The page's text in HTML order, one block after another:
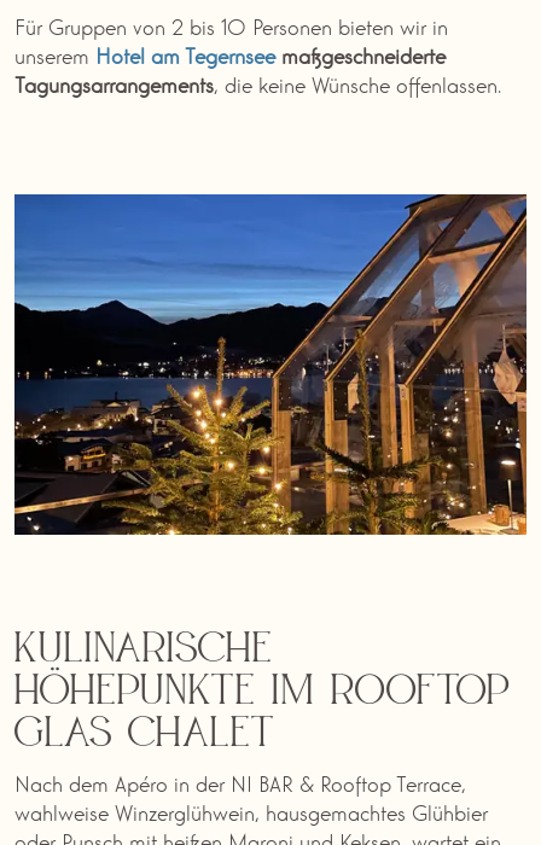
Für Gruppen von 2 bis 10 Personen bieten wir in
unserem Hotel am Tegernsee maßgeschneiderte
Tagungsarrangements, die keine Wünsche offenlassen.
Kulinarische
Höhepunkte im Rooftop
Glas Chalet
Nach dem Apéro in der NI BAR & Rooftop Terrace,
wahlweise Winzerglühwein, hausgemachtes Glühbier